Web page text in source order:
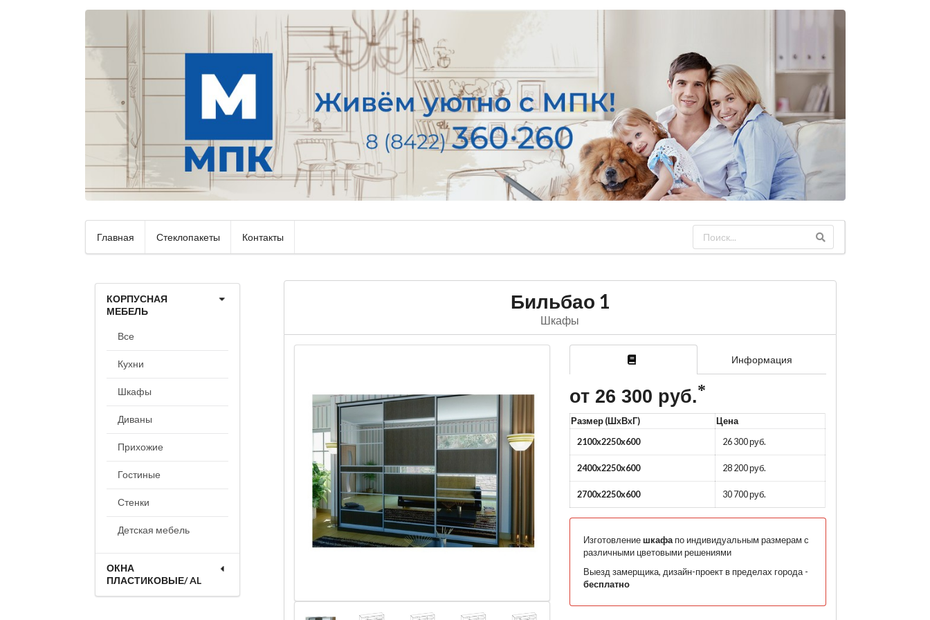
Главная Стеклопакеты Контакты
КОРПУСНАЯ
МЕБЕЛЬ
Все
Кухни
Шкафы
Диваны
Прихожие
Гостиные
Стенки
Детская мебель
ОКНА
ПЛАСТИКОВЫЕ/ AL
Бильбао 1
Шкафы
Информация
от 26 300 руб.
Размер (ШxВxГ)
Цена
2100x2250x600
26 300 руб.
2400x2250x600 28 200 руб.
2700x2250x600 30 700 руб.
Изготовление шкафапо индивидуальным размерам с
различными цветовыми решениями
Выезд замерщика, дизайн-проект в пределах города -
бесплатно